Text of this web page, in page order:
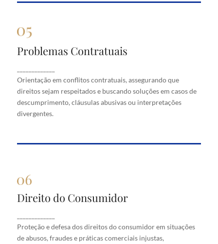
Problemas Contratuais
Orientação em conflitos contratuais, assegurando que
direitos sejam respeitados e buscando soluções em casos de
descumprimento, cláusulas abusivas ou interpretações
divergentes.
Problemas Contratuais
que direitos sejam respeitados e buscando soluções
em casos de descumprimento, cláusulas abusivas
ou interpretações divergentes.
Direito do Consumidor
Proteção e defesa dos direitos do consumidor em situações
de abusos, fraudes e práticas comerciais injustas,
Direito do Consumidor
situações de abusos, fraudes e práticas comerciais
injustas, promovendo acesso a reparações e justiça.